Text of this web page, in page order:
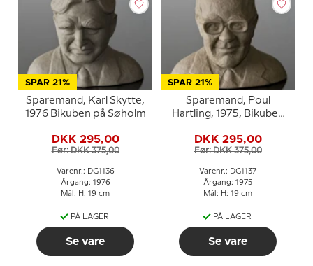
SPAR 21%
Sparemand, Karl Skytte,
1976 Bikuben på Søholm
DKK 295,00
Før: DKK 375,00
Varenr.: DG1136
Årgang: 1976
Mål: H: 19 cm
PÅ LAGER
Se vare
SPAR 21%
Sparemand, Poul
Hartling, 1975, Bikuben
DKK 295,00
Før: DKK 375,00
Varenr.: DG1137
Årgang: 1975
Mål: H: 19 cm
PÅ LAGER
Se vare